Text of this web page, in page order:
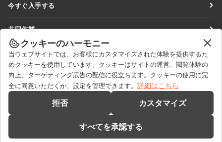
今すぐ入手する
DocSpace
Workspace
コネクター
デスクトップアプリ
モバイルアプリ
共同作業
貢献者向け
翻訳者向け
インフルエンサー向け
求人情報
ニュースを見る
ブログ
ヘルプを得る
フォーラム
セールスに関する質問
sales@onlyoffice.com
パートナーシップに関するお問い合わせpartners@onlyoffice.com
クッキーのハーモニー
当ウェブサイトでは、お客様にカスタマイズされた体験を提供するた
めクッキーを使用しています。クッキーはサイトの運営、閲覧体験の
向上、ターゲティング広告の配信に役立ちます。クッキーの使用に完
全に同意いただくか、設定を管理できます。 詳細はこちら
拒否 カスタマイズ
すべてを承認する